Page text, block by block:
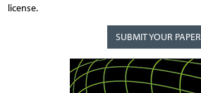
license.
SUBMIT YOUR PAPER